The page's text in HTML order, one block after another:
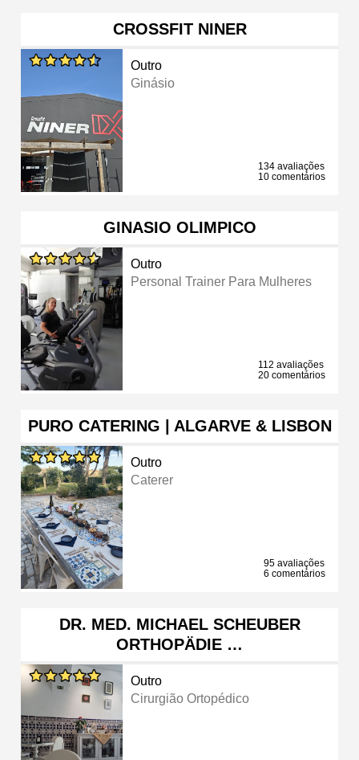
CROSSFIT NINER
Outro
Ginásio
134 avaliações
10 comentários
GINASIO OLIMPICO
Outro
Personal Trainer Para Mulheres
112 avaliações
20 comentários
PURO CATERING | ALGARVE & LISBON
Outro
Caterer
95 avaliações
6 comentários
DR. MED. MICHAEL SCHEUBER
ORTHOPÄDIE …
Outro
Cirurgião Ortopédico